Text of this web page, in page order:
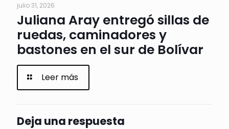
julio 31, 2026
Juliana Aray entregó sillas de
ruedas, caminadores y
bastones en el sur de Bolívar
Leer más
Deja una respuesta